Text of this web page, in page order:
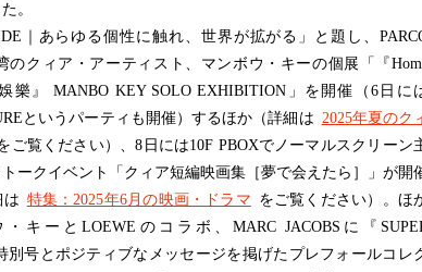
。
｜あらゆる個性に触れ、世界が拡がる」と題し、
のクィア・アーティスト、マンボウ・キーの個展「『
娛樂』 MANBO KEY SOLO EXHIBITION」を開催（6日に
というパーティも開催）するほか（詳細は 2025年夏のク
ご覧ください）、8日には10F PBOXでノーマルスクリーン
ークイベント「クィア短編映画集［夢で会えたら］」が開
は 特集：2025年6月の映画・ドラマ をご覧ください）。ほ
キーとLOEWEのコラボ、MARC JACOBSに『
別号とポジティブなメッセージを掲げたプレフォールコレ